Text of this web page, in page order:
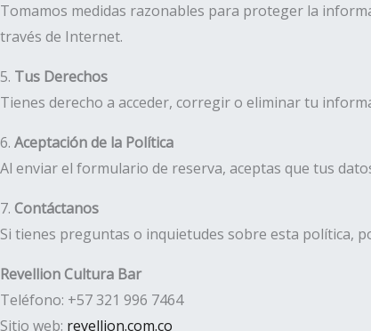
Tomamos medidas razonables para proteger la
través de Internet.
5. Tus Derechos
Tienes derecho a acceder, corregir o eliminar tu
6. Aceptación de la Política
Al enviar el formulario de reserva, aceptas que tus
7. Contáctanos
Si tienes preguntas o inquietudes sobre esta política,
Revellion Cultura Bar
Teléfono: +57 321 996 7464
Sitio web: revellion.com.co